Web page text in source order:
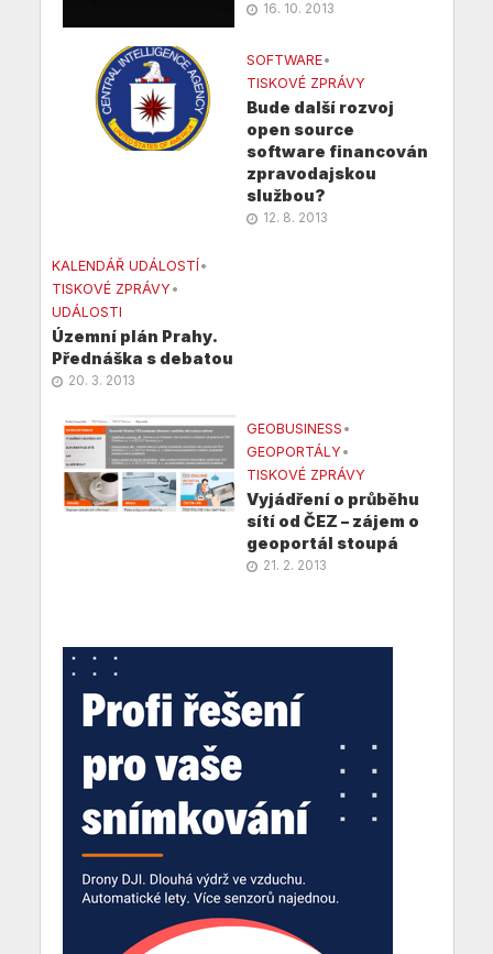
16. 10. 2013
SOFTWARE•
TISKOVÉ ZPRÁVY
Bude další rozvoj
open source
software financován
zpravodajskou
službou?
12. 8. 2013
KALENDÁŘ UDÁLOSTÍ •
TISKOVÉ ZPRÁVY •
UDÁLOSTI
Územní plán Prahy.
Přednáška s debatou
20. 3. 2013
GEOBUSINESS •
GEOPORTÁLY •
TISKOVÉ ZPRÁVY
Vyjádření o průběhu
sítí od ČEZ – zájem o
geoportál stoupá
21. 2. 2013